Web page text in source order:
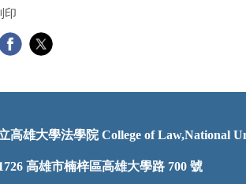
印
高雄大學法學院 College of Law,National
高雄市楠梓區高雄大學路 700 號